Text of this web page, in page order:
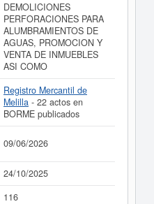
DEMOLICIONES
PERFORACIONES PARA
ALUMBRAMIENTOS DE
AGUAS, PROMOCION Y
VENTA DE INMUEBLES
ASI COMO
Registro Mercantil de
Melilla - 22 actos en
BORME publicados
09/06/2026
24/10/2025
116